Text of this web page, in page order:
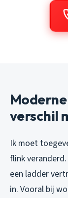
verschil
Ik moet
flink
een ladder
in. Vooral bij